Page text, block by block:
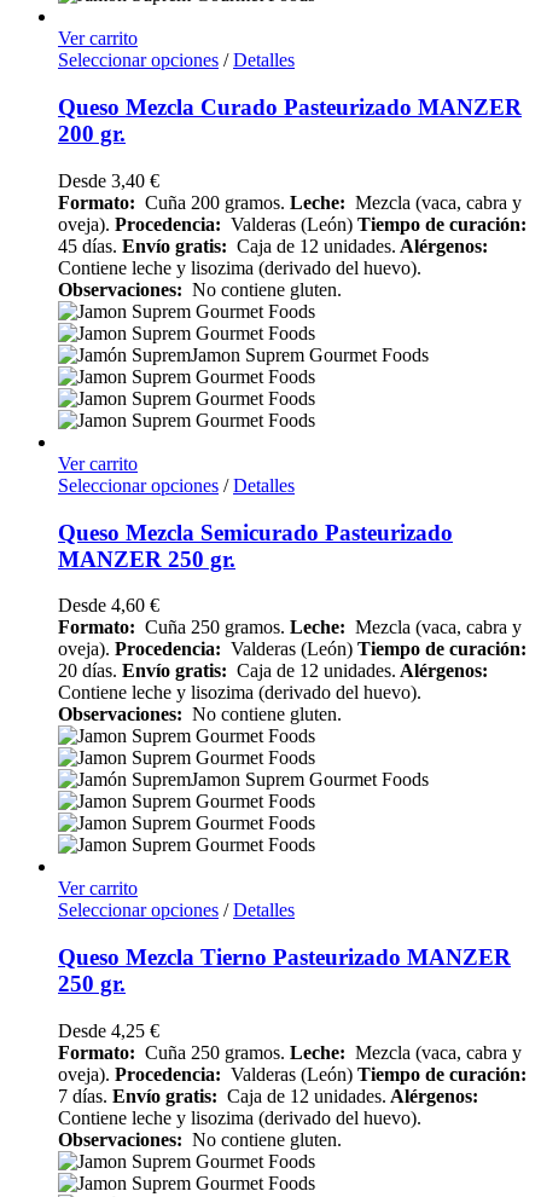
Ver carrito
Seleccionar opciones / Detalles
Queso Mezcla Curado Pasteurizado MANZER
200 gr.
Desde 3,40 €
Formato: Cuña 200 gramos. Leche: Mezcla (vaca, cabra y
oveja). Procedencia: Valderas (León) Tiempo de curación:
45 días. Envío gratis: Caja de 12 unidades. Alérgenos:
Contiene leche y lisozima (derivado del huevo).
Observaciones: No contiene gluten.
Ver carrito
Seleccionar opciones / Detalles
Queso Mezcla Semicurado Pasteurizado
MANZER 250 gr.
Desde 4,60 €
Formato: Cuña 250 gramos. Leche: Mezcla (vaca, cabra y
oveja). Procedencia: Valderas (León) Tiempo de curación:
20 días. Envío gratis: Caja de 12 unidades. Alérgenos:
Contiene leche y lisozima (derivado del huevo).
Observaciones: No contiene gluten.
Ver carrito
Seleccionar opciones / Detalles
Queso Mezcla Tierno Pasteurizado MANZER
250 gr.
Desde 4,25 €
Formato: Cuña 250 gramos. Leche: Mezcla (vaca, cabra y
oveja). Procedencia: Valderas (León) Tiempo de curación:
7 días. Envío gratis: Caja de 12 unidades. Alérgenos:
Contiene leche y lisozima (derivado del huevo).
Observaciones: No contiene gluten.